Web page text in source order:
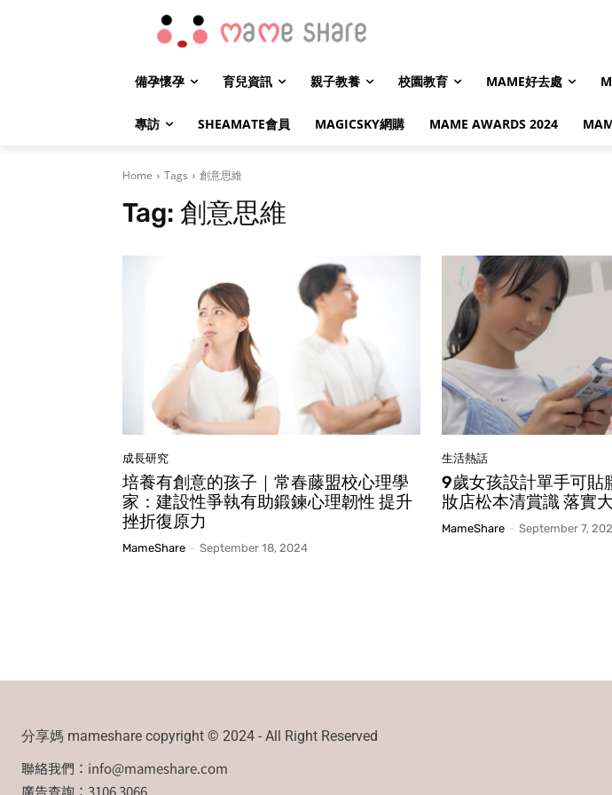
備孕懷孕 育兒資訊 親子教養 校園教育 MAME好去處
專訪 SHEAMATE會員 MAGICSKY網購 MAME AWARDS 2024
Home Tags 創意思維
Tag: 創意思維
成長研究
培養有創意的孩子｜常春藤盟校心理學
家：建設性爭執有助鍛鍊心理韌性 提升
挫折復原力
MameShare - September 18, 2024
生活熱話
9歲女孩設計單手可貼
妝店松本清賞識 落實
MameShare - September 7,
分享媽 mameshare copyright © 2024 - All Right Reserved
聯絡我們： info@mameshare.com
廣告查詢：3106 3066